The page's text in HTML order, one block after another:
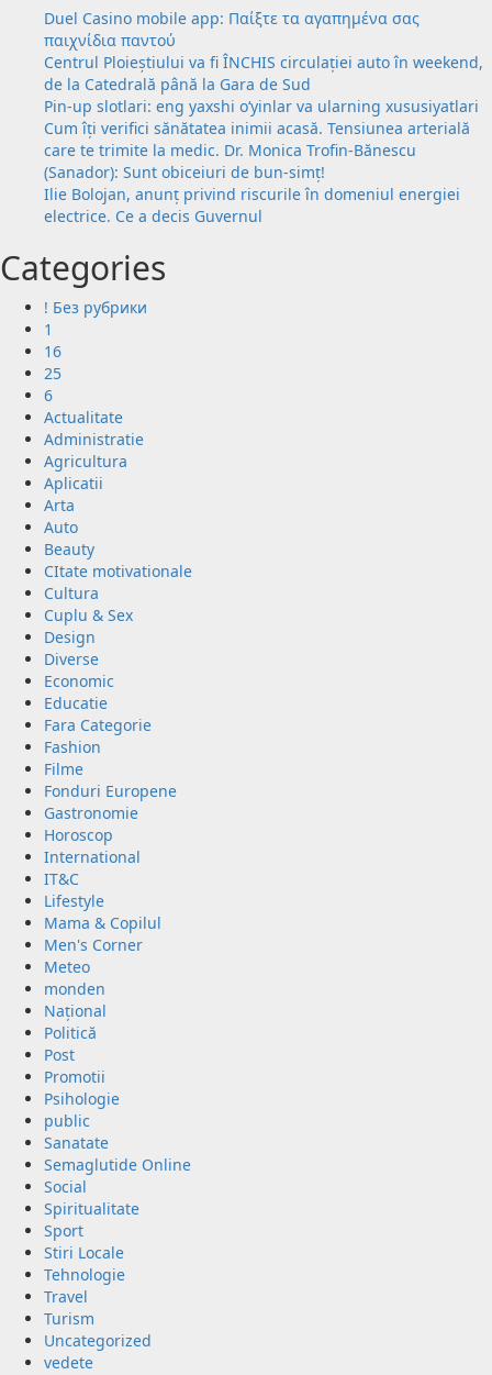
Duel Casino mobile app: Παίξτε τα αγαπημένα σας
παιχνίδια παντού
Centrul Ploieștiului va fi ÎNCHIS circulației auto în weekend,
de la Catedrală până la Gara de Sud
Pin-up slotlari: eng yaxshi o‘yinlar va ularning xususiyatlari
Cum îți verifici sănătatea inimii acasă. Tensiunea arterială
care te trimite la medic. Dr. Monica Trofin-Bănescu
(Sanador): Sunt obiceiuri de bun-simț!
Ilie Bolojan, anunț privind riscurile în domeniul energiei
electrice. Ce a decis Guvernul
Categories
! Без рубрики
1
16
25
6
Actualitate
Administratie
Agricultura
Aplicatii
Arta
Auto
Beauty
CItate motivationale
Cultura
Cuplu & Sex
Design
Diverse
Economic
Educatie
Fara Categorie
Fashion
Filme
Fonduri Europene
Gastronomie
Horoscop
International
IT&C
Lifestyle
Mama & Copilul
Men's Corner
Meteo
monden
Național
Politică
Post
Promotii
Psihologie
public
Sanatate
Semaglutide Online
Social
Spiritualitate
Sport
Stiri Locale
Tehnologie
Travel
Turism
Uncategorized
vedete